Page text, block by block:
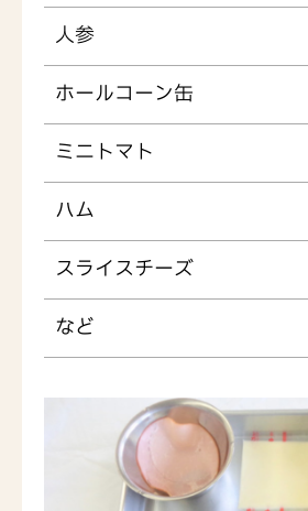
人参
ホールコーン缶
ミニトマト
ハム
スライスチーズ
など